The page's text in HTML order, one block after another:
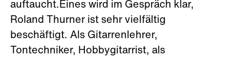
auftaucht.Eines wird im Gespräch klar,
Roland Thurner ist sehr vielfältig
beschäftigt. Als Gitarrenlehrer,
Tontechniker, Hobbygitarrist, als